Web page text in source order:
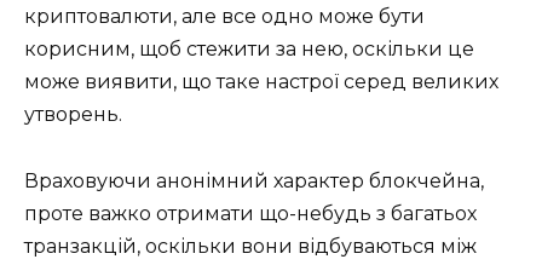
криптовалюти, але все одно може бути
корисним, щоб стежити за нею, оскільки це
може виявити, що таке настрої серед великих
утворень.
Враховуючи анонімний характер блокчейна,
проте важко отримати що-небудь з багатьох
транзакцій, оскільки вони відбуваються між